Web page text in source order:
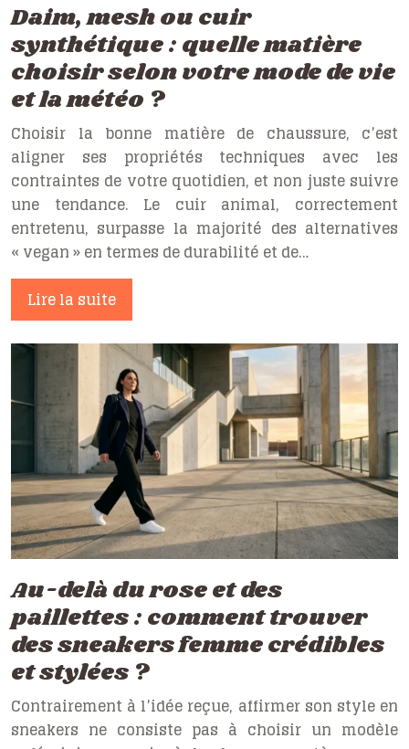
Daim, mesh ou cuir
synthétique : quelle matière
choisir selon votre mode de vie
et la météo ?
Choisir la bonne matière de chaussure, c’est
aligner ses propriétés techniques avec les
contraintes de votre quotidien, et non juste suivre
une tendance. Le cuir animal, correctement
entretenu, surpasse la majorité des alternatives
« vegan » en termes de durabilité et de…
Lire la suite
Au-delà du rose et des
paillettes : comment trouver
des sneakers femme crédibles
et stylées ?
Contrairement à l’idée reçue, affirmer son style en
sneakers ne consiste pas à choisir un modèle